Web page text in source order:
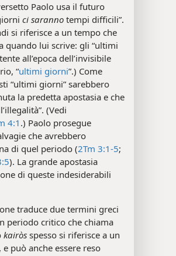
Paolo usa il futuro
ci saranno tempi difficili”.
si riferisce a un tempo che
quando lui scrive: gli “ultimi
all’epoca dell’invisibile
“ultimi giorni”.) Come
“ultimi giorni” sarebbero
la predetta apostasia e che
(Vedi
4:1.) Paolo prosegue
che avrebbero
di quel periodo (2Tm 3:1-5;
). La grande apostasia
di queste indesiderabili
traduce due termini greci
periodo critico che chiama
kairòs spesso si riferisce a un
può anche essere reso